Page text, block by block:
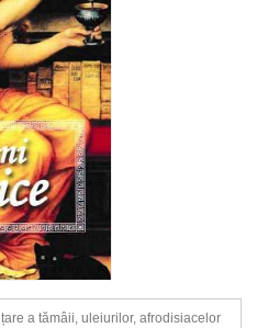
a tămâii, uleiurilor, afrodisiacelor